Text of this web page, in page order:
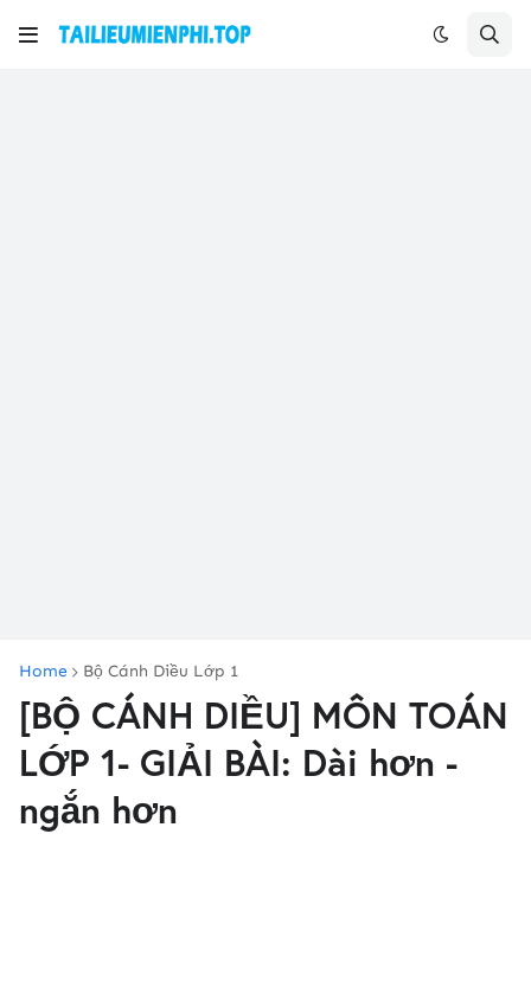
Home Bộ Cánh Diều Lớp 1
[BỘ CÁNH DIỀU] MÔN TOÁN
LỚP 1- GIẢI BÀI: Dài hơn -
ngắn hơn